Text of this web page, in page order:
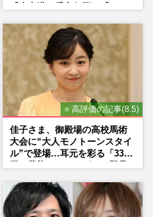
⭐ 高評価の記事(8.5)
佳子さま、御殿場の高校馬術
大会に“大人モノトーンスタイ
ル”で登場…耳元を彩る「3300